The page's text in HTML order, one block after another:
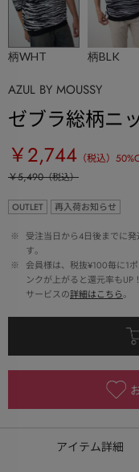
柄WHT 柄BLK
AZUL BY MOUSSY
ゼブラ総柄ニ
￥2,744 （税込） 50
￥5,490（税込）
OUTLET 再入荷お知らせ
※
受注当日から4日後までに
す。
※
会員様は、税抜¥100毎に1
ンクが上がると還元率も
サービスの詳細はこちら。
アイテム詳細